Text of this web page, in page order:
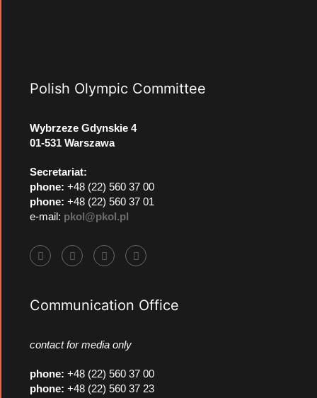
Polish Olympic Committee
Wybrzeze Gdynskie 4
01-531 Warszawa
Secretariat:
phone: +48 (22) 560 37 00
phone: +48 (22) 560 37 01
e-mail: pkol@pkol.pl
Communication Office
contact for media only
phone: +48 (22) 560 37 00
phone: +48 (22) 560 37 23